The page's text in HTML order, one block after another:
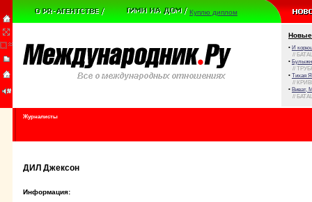
Куплю диплом
Новые
• И
//
•
//
• Тихая
//
• Виват,
//
Журналисты
ДИЛ Джексон
Информация: